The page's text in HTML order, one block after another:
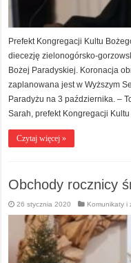
Prefekt Kongregacji Kultu
diecezję zielonogórsko-
Bożej Paradyskiej. Koronacja
zaplanowana jest w Wyższym
Paradyżu na 3 października. –
Sarah, prefekt Kongregacji
Czytaj więcej »
Obchody rocznicy
26 stycznia 2020 Komunikaty i